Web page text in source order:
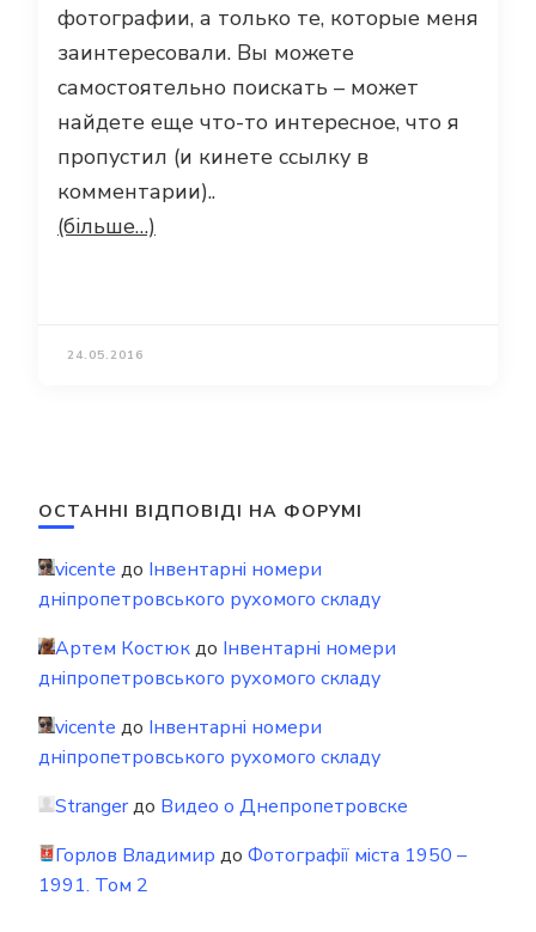
фотографии, а только те, которые меня
заинтересовали. Вы можете
самостоятельно поискать – может
найдете еще что-то интересное, что я
пропустил (и кинете ссылку в
комментарии)..
(більше…)
24.05.2016
ОСТАННІ ВІДПОВІДІ НА ФОРУМІ
vicente до Інвентарні номери
дніпропетровського рухомого складу
Артем Костюкдо Інвентарні номери
дніпропетровського рухомого складу
vicente до Інвентарні номери
дніпропетровського рухомого складу
Strangerдо Видео о Днепропетровске
Горлов Владимир до Фотографії міста 1950 –
1991. Том 2